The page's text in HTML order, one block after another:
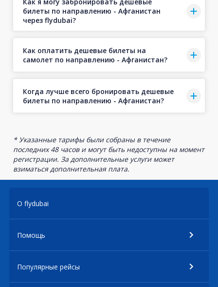
билеты по направлению - Афганистан
через flydubai?
Как оплатить дешевые билеты на
самолет по направлению - Афганистан?
Когда лучше всего бронировать дешевые
билеты по направлению - Афганистан?
* Указанные тарифы были собраны в течение
последних 48 часов и могут быть недоступны на момент
регистрации. За дополнительные услуги может
взиматься дополнительная плата.
О flydubai
Помощь
Популярные рейсы